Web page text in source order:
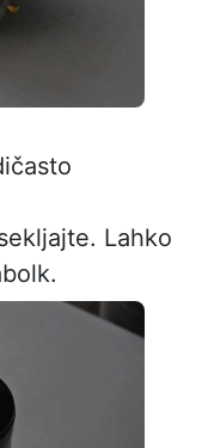
Lahko